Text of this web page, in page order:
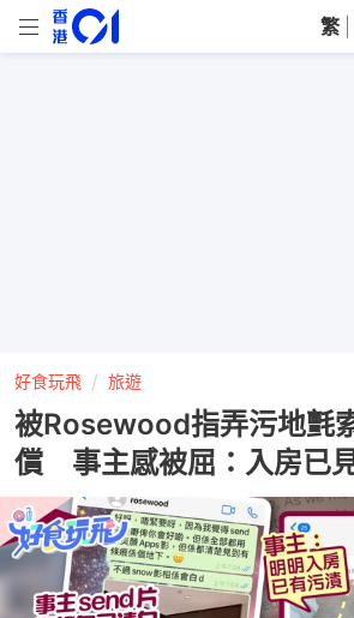
繁
好食玩飛 旅遊
被Rosewood指弄污地氈
償 事主感被屈：入房已